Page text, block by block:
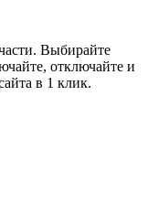
Выбирайте
отключайте и
в 1 клик.